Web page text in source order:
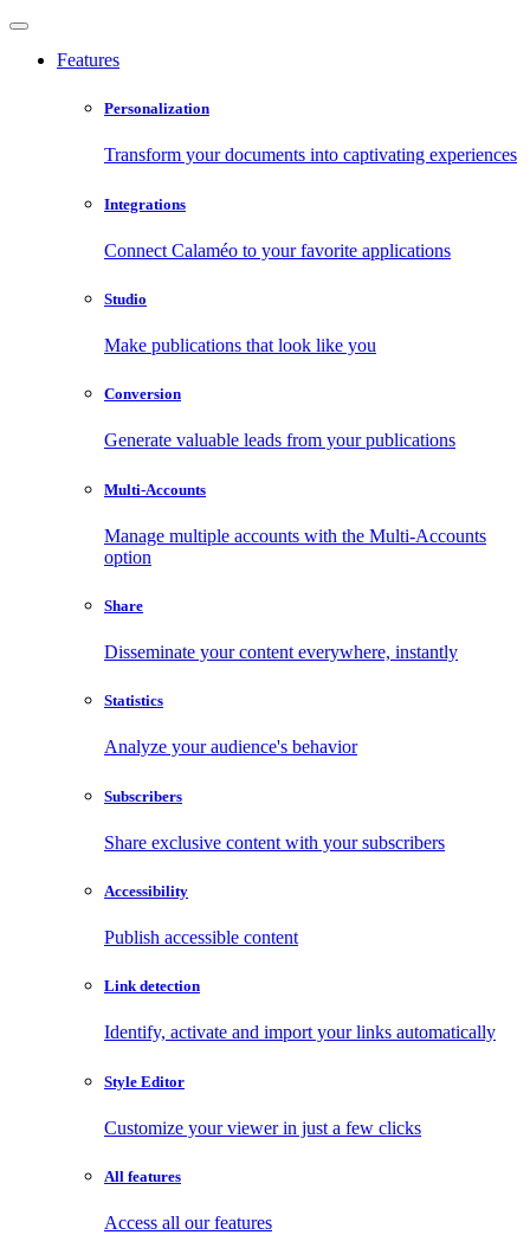
Features
Personalization
Transform your documents into captivating experiences
Integrations
Connect Calaméo to your favorite applications
Studio
Make publications that look like you
Conversion
Generate valuable leads from your publications
Multi-Accounts
Manage multiple accounts with the Multi-Accounts
option
Share
Disseminate your content everywhere, instantly
Statistics
Analyze your audience's behavior
Subscribers
Share exclusive content with your subscribers
Accessibility
Publish accessible content
Link detection
Identify, activate and import your links automatically
Style Editor
Customize your viewer in just a few clicks
All features
Access all our features